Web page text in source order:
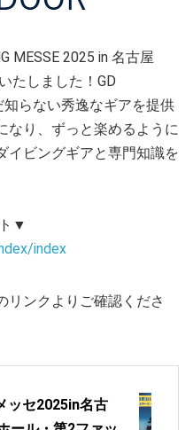
MESSE 2025 in 名古屋
たしました！GD
知らない秀逸なギアを提供
なり、ずっと楽めるように
イビングギアと専門知識を
▼
index
リンクよりご確認くださ
ッセ2025in名古